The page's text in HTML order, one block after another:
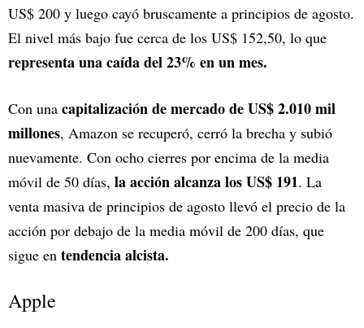
US$ 200 y luego cayó bruscamente a principios de agosto.
El nivel más bajo fue cerca de los US$ 152,50, lo que
representa una caída del 23% en un mes.
Con una capitalización de mercado de US$ 2.010 mil
millones, Amazon se recuperó, cerró la brecha y subió
nuevamente. Con ocho cierres por encima de la media
móvil de 50 días, la acción alcanza los US$ 191. La
venta masiva de principios de agosto llevó el precio de la
acción por debajo de la media móvil de 200 días, que
sigue en tendencia alcista.
Apple